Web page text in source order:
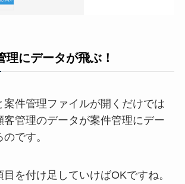
理にデータが飛ぶ！
案件管理ファイルが開くだけでは
客管理のデータが案件管理にデー
です。
を付け足していけばOKですね。